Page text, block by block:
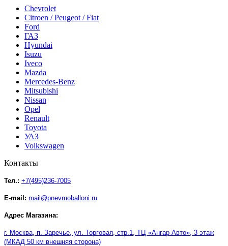
Chevrolet
Citroen / Peugeot / Fiat
Ford
ГАЗ
Hyundai
Isuzu
Iveco
Mazda
Mercedes-Benz
Mitsubishi
Nissan
Opel
Renault
Toyota
УАЗ
Volkswagen
Контакты
Тел.: +7(495)236-7005
E-mail: mail@pnevmoballoni.ru
Адрес Магазина:
г. Москва, п. Заречье, ул. Торговая, стр.1, ТЦ «Ангар Авто» , 3 этаж
(МКАД 50 км внешняя сторона)